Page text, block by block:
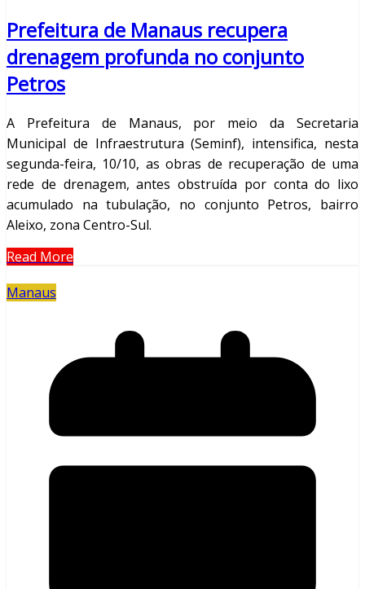
Prefeitura de Manaus recupera
drenagem profunda no conjunto
Petros
A Prefeitura de Manaus, por meio da Secretaria
Municipal de Infraestrutura (Seminf), intensifica, nesta
segunda-feira, 10/10, as obras de recuperação de uma
rede de drenagem, antes obstruída por conta do lixo
acumulado na tubulação, no conjunto Petros, bairro
Aleixo, zona Centro-Sul.
Read More
Manaus